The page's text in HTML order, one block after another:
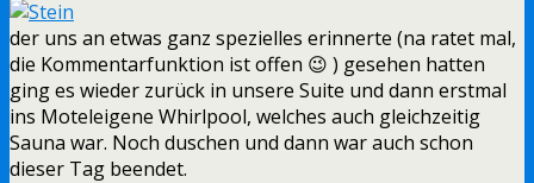
der uns an etwas ganz spezielles erinnerte (na ratet mal,
die Kommentarfunktion ist offen 😉 ) gesehen hatten
ging es wieder zurück in unsere Suite und dann erstmal
ins Moteleigene Whirlpool, welches auch gleichzeitig
Sauna war. Noch duschen und dann war auch schon
dieser Tag beendet.